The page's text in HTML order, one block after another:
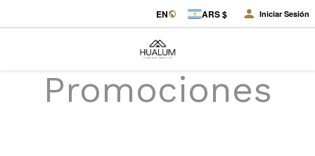
EN ARS $ Iniciar Sesión
Promociones